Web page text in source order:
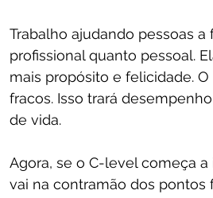
Trabalho ajudando pessoas
profissional quanto pessoal.
mais propósito e felicidade.
fracos. Isso trará
de vida.
Agora, se o C-level começa
vai na contramão dos pontos